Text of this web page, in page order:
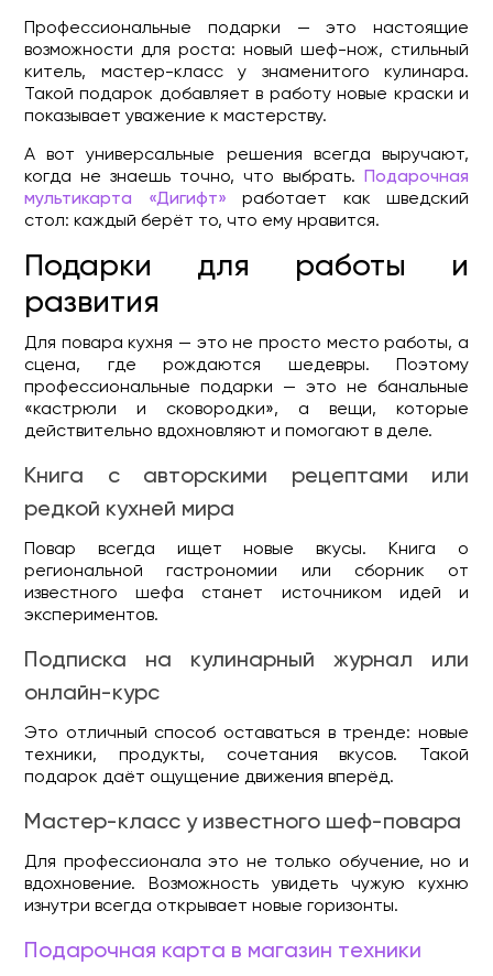
Профессиональные подарки — это настоящие
возможности для роста: новый шеф-нож, стильный
китель, мастер-класс у знаменитого кулинара.
Такой подарок добавляет в работу новые краски и
показывает уважение к мастерству.
А вот универсальные решения всегда выручают,
когда не знаешь точно, что выбрать. Подарочная
мультикарта «Дигифт» работает как шведский
стол: каждый берёт то, что ему нравится.
Подарки для работы и
развития
Для повара кухня — это не просто место работы, а
сцена, где рождаются шедевры. Поэтому
профессиональные подарки — это не банальные
«кастрюли и сковородки», а вещи, которые
действительно вдохновляют и помогают в деле.
Книга с авторскими рецептами или
редкой кухней мира
Повар всегда ищет новые вкусы. Книга о
региональной гастрономии или сборник от
известного шефа станет источником идей и
экспериментов.
Подписка на кулинарный журнал или
онлайн-курс
Это отличный способ оставаться в тренде: новые
техники, продукты, сочетания вкусов. Такой
подарок даёт ощущение движения вперёд.
Мастер-класс у известного шеф-повара
Для профессионала это не только обучение, но и
вдохновение. Возможность увидеть чужую кухню
изнутри всегда открывает новые горизонты.
Подарочная карта в магазин техники